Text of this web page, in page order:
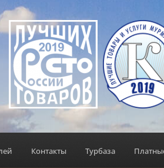
Контакты Турбаза